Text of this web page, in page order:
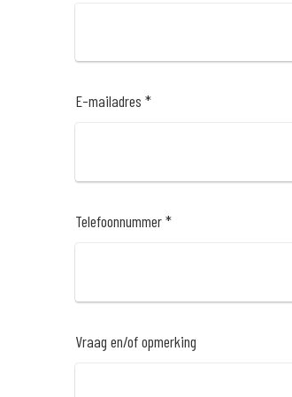
E-mailadres *
Telefoonnummer *
Vraag en/of opmerking